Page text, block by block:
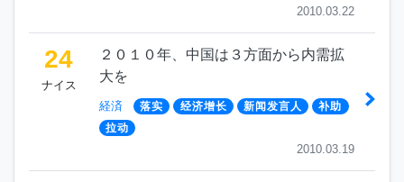
2010.03.22
24
ナイス
２０１０年、中国は３方面から内需拡
大を
経済 落实 经济增长 新闻发言人
补助
拉动
2010.03.19